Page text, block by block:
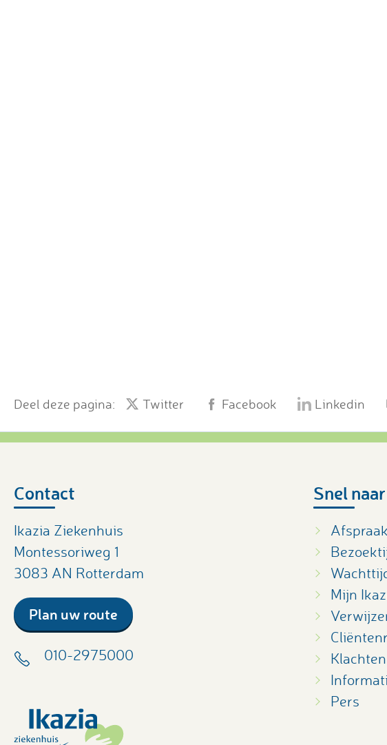
Deel deze pagina: Twitter Facebook Linkedin
Contact
Ikazia Ziekenhuis
Montessoriweg 1
3083 AN Rotterdam
Plan uw route
010-2975000
Snel naar
Mijn
Pers